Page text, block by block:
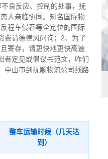
良反应、控制的处事，抚
人亲临协同。知名国际物
程车侵吞等全定位的国际
费请德律风问询；2、为了
寄存，请更快地更快高速
者定见或倡议书范文，咋们
中山市到抚顺物流公司线路
整车运输时候（几天达
到）